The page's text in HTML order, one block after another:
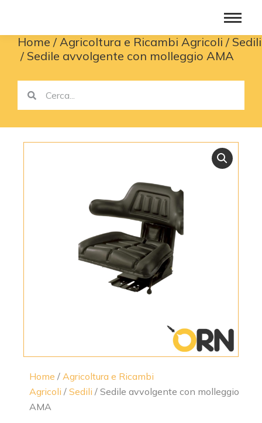
You are here:
Home Agricoltura e Ricambi Agricoli
Sedili
Sedile avvolgente con molleggio AMA
Home / Agricoltura e Ricambi
Agricoli / Sedili / Sedile avvolgente con molleggio
AMA